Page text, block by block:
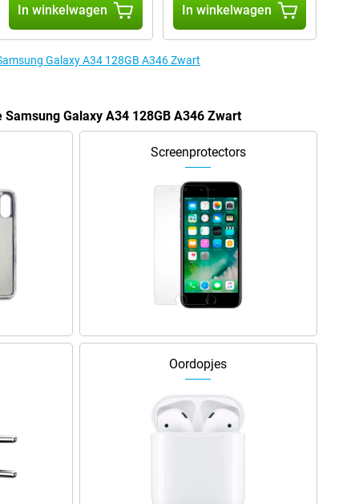
In winkelwagen In winkelwagen
Galaxy A34 128GB A346 Zwart
Galaxy A34 128GB A346 Zwart
Screenprotectors
Oordopjes